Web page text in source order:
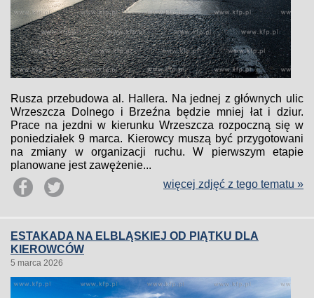
Rusza przebudowa al. Hallera. Na jednej z głównych ulic
Wrzeszcza Dolnego i Brzeźna będzie mniej łat i dziur.
Prace na jezdni w kierunku Wrzeszcza rozpoczną się w
poniedziałek 9 marca. Kierowcy muszą być przygotowani
na zmiany w organizacji ruchu. W pierwszym etapie
planowane jest zawężenie...
więcej zdjęć z tego tematu »
ESTAKADA NA ELBLĄSKIEJ OD PIĄTKU DLA
KIEROWCÓW
5 marca 2026